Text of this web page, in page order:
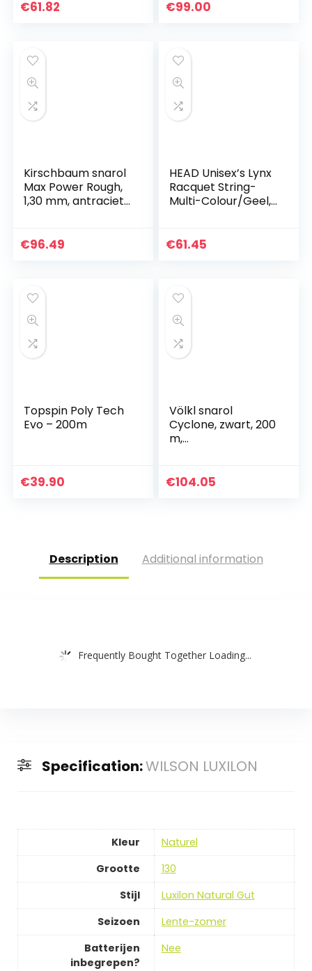
€61.82 €99.00
Kirschbaum snarol
Max Power Rough,
1,30 mm, antraciet,
€96.49
HEAD Unisex’s Lynx
Racquet String-
Multi-Colour/Geel,
€61.45
Topspin Poly Tech
Evo – 200m
€39.90
Völkl snarol
Cyclone, zwart, 200
m,
€104.05
Description Additional information
Frequently Bought Together Loading...
Specification:WILSON LUXILON
Kleur
‎Naturel
Grootte
‎130
Stijl
‎Luxilon Natural Gut
Seizoen
‎Lente-zomer
Batterijen
inbegrepen?
‎Nee